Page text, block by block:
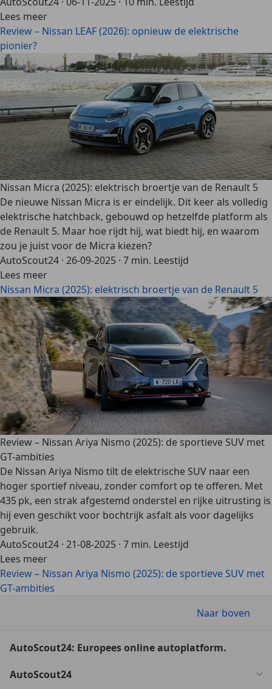
Lees meer
Review – Nissan LEAF (2026): opnieuw de elektrische
pionier?
Nissan Micra (2025): elektrisch broertje van de Renault 5
De nieuwe Nissan Micra is er eindelijk. Dit keer als volledig
elektrische hatchback, gebouwd op hetzelfde platform als
de Renault 5. Maar hoe rijdt hij, wat biedt hij, en waarom
zou je juist voor de Micra kiezen?
AutoScout24 · 26-09-2025 · 7 min. Leestijd
Lees meer
Nissan Micra (2025): elektrisch broertje van de Renault 5
Review – Nissan Ariya Nismo (2025): de sportieve SUV met
GT-ambities
De Nissan Ariya Nismo tilt de elektrische SUV naar een
hoger sportief niveau, zonder comfort op te offeren. Met
435 pk, een strak afgestemd onderstel en rijke uitrusting is
hij even geschikt voor bochtrijk asfalt als voor dagelijks
gebruik.
AutoScout24 · 21-08-2025 · 7 min. Leestijd
Lees meer
Review – Nissan Ariya Nismo (2025): de sportieve SUV met
GT-ambities
Naar boven
AutoScout24: Europees online autoplatform.
AutoScout24